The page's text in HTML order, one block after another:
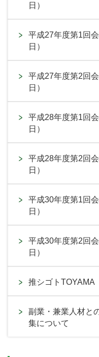
日）
平成27年度第1回
日）
平成27年度第2回
日）
平成28年度第1回
日）
平成28年度第2回
日）
平成30年度第1回
日）
平成30年度第2回
日）
推シゴト
副業・兼業人材と
集について